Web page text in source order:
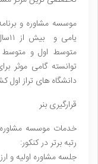
موسسه مشاوره و
متوسط اول و
توانسته گامی موثر
دانشگاه های تراز اول
قرارگیری بنر
خدمات موسسه
رتبه برتر در کنکور:
جلسه مشاوره اولیه و